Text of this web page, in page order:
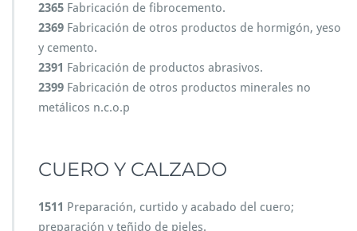
2365 Fabricación de fibrocemento.
2369 Fabricación de otros productos de hormigón, yeso
y cemento.
2391 Fabricación de productos abrasivos.
2399 Fabricación de otros productos minerales no
metálicos n.c.o.p
CUERO Y CALZADO
1511 Preparación, curtido y acabado del cuero;
preparación y teñido de pieles.